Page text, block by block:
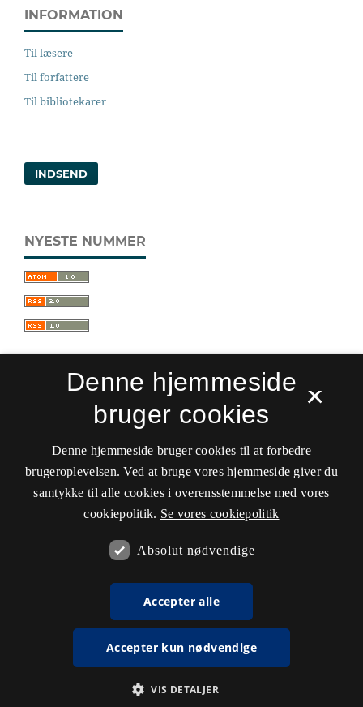
INFORMATION
Til læsere
Til forfattere
Til bibliotekarer
INDSEND
NYESTE NUMMER
Sprogforum. Tidsskrift for sprog- og
kulturpædagogik
ISSN 0909-9328 (Trykt)
ISSN 1399-8617 (Online)
Tilgængelighedserklæring
Det Kgl. Bibliotek
×
Denne hjemmeside
bruger cookies
Denne hjemmeside bruger cookies til at forbedre
brugeroplevelsen. Ved at bruge vores hjemmeside giver du
samtykke til alle cookies i overensstemmelse med vores
cookiepolitik. Se vores cookiepolitik
Absolut nødvendige
Accepter alle
Accepter kun nødvendige
VIS DETALJER